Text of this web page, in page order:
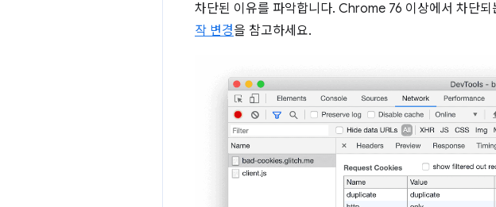
차단된 이유를 파악합니다. Chrome 76 이상에서 차단
작 변경을 참고하세요.